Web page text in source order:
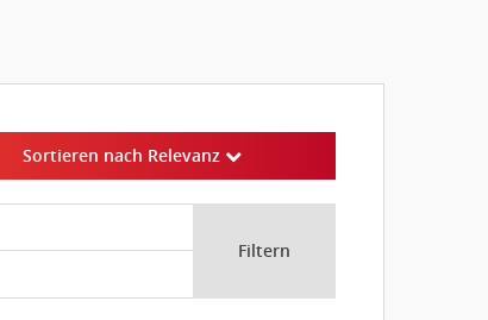
Sortieren nach Relevanz
Filtern